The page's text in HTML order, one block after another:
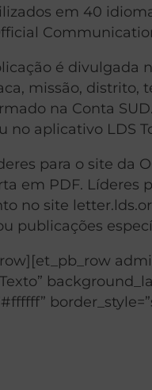
em 40
é divulgada
missão, distrito,
na Conta
no aplicativo LDS
para o site da
em PDF. Líderes
no site
publicações